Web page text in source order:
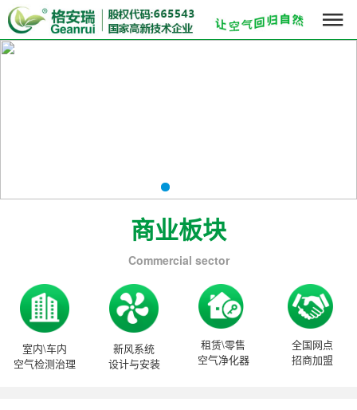

商业板块
Commercial sector
室内\车内
空气检测治理
新风系统
设计与安装
租赁\零售
空气净化器
全国网点
招商加盟